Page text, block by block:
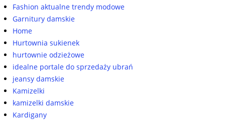
Fashion aktualne trendy modowe
Garnitury damskie
Home
Hurtownia sukienek
hurtownie odzieżowe
idealne portale do sprzedaży ubrań
jeansy damskie
Kamizelki
kamizelki damskie
Kardigany